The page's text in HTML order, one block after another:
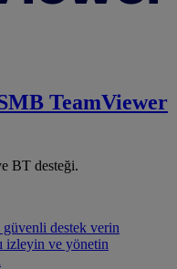
TeamViewer
BT desteği.
güvenli destek verin
izleyin ve yönetin